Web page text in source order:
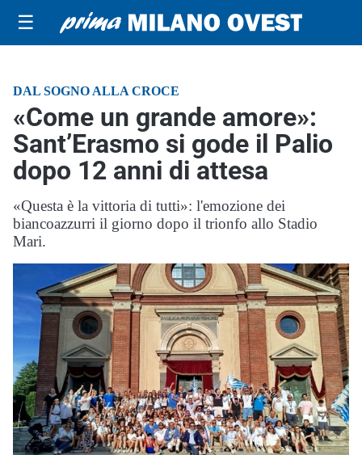
☰
DAL SOGNO ALLA CROCE
«Come un grande amore»:
Sant’Erasmo si gode il Palio
dopo 12 anni di attesa
«Questa è la vittoria di tutti»: l'emozione dei
biancoazzurri il giorno dopo il trionfo allo Stadio
Mari.